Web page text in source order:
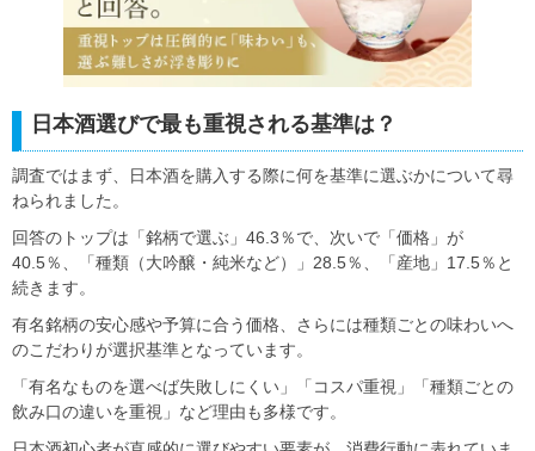
日本酒選びで最も重視される基準は？
調査ではまず、日本酒を購入する際に何を基準に選ぶかについて尋
ねられました。
回答のトップは「銘柄で選ぶ」46.3％で、次いで「価格」が
40.5％、「種類（大吟醸・純米など）」28.5％、「産地」17.5％と
続きます。
有名銘柄の安心感や予算に合う価格、さらには種類ごとの味わいへ
のこだわりが選択基準となっています。
「有名なものを選べば失敗しにくい」「コスパ重視」「種類ごとの
飲み口の違いを重視」など理由も多様です。